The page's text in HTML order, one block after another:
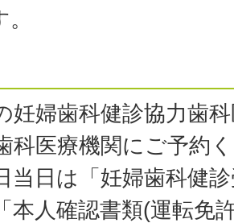
妊婦歯科健診協力歯
科医療機関にご予約
当日は「妊婦歯科健
本人確認書類(運転免